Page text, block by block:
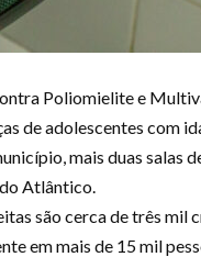
Poliomielite e
de adolescentes com
mais duas salas
Atlântico.
são cerca de três mil
em mais de 15 mil